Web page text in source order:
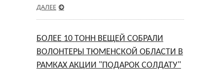
ДАЛЕЕ
БОЛЕЕ 10 ТОНН ВЕЩЕЙ СОБРАЛИ
ВОЛОНТЕРЫ ТЮМЕНСКОЙ ОБЛАСТИ В
РАМКАХ АКЦИИ "ПОДАРОК СОЛДАТУ"